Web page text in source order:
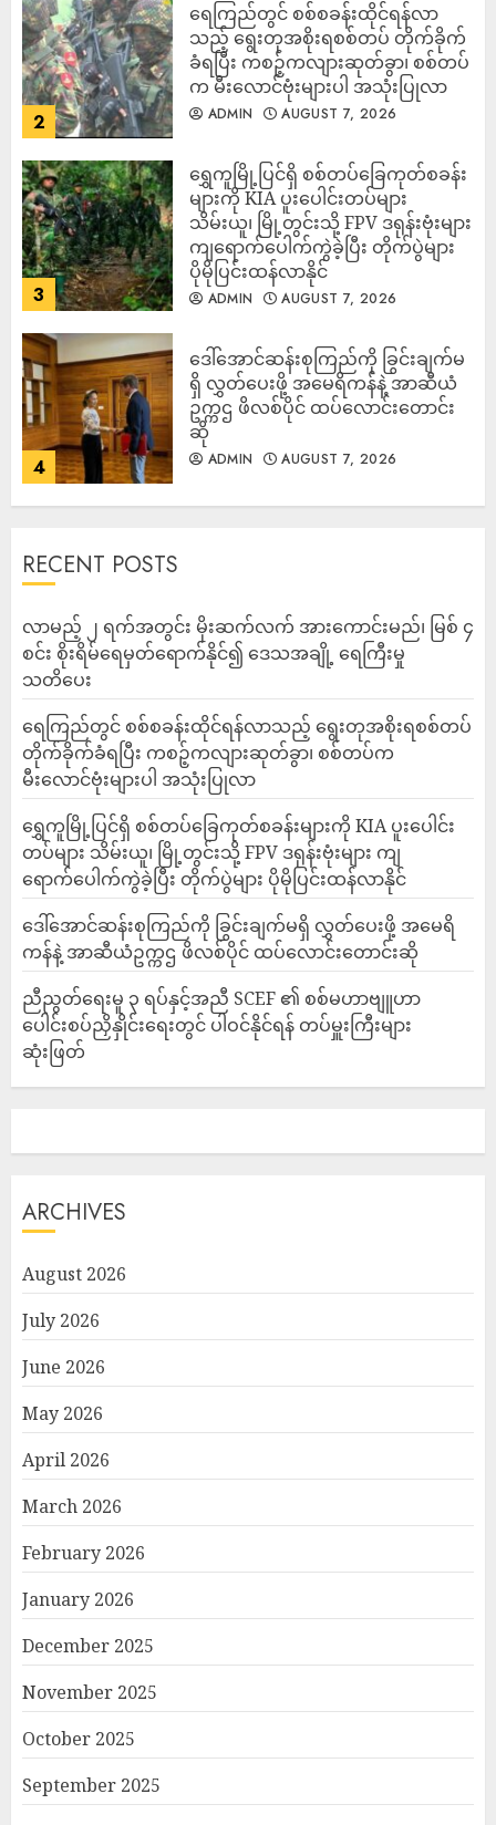
2
ရေကြည်တွင် စစ်စခန်းထိုင်ရန်လာ
သည့် ရွေးတုအစိုးရစစ်တပ် တိုက်ခိုက်
ခံရပြီး ကစဉ့်ကလျားဆုတ်ခွာ၊ စစ်တပ်
က မီးလောင်ဗုံးများပါ အသုံးပြုလာ
ADMIN AUGUST 7, 2026
3
‎ရွှေကူမြို့ပြင်ရှိ စစ်တပ်ခြေကုတ်စခန်း
များကို KIA ပူးပေါင်းတပ်များ
သိမ်းယူ၊ မြို့တွင်းသို့ FPV ဒရုန်းဗုံးများ
ကျရောက်ပေါက်ကွဲခဲ့ပြီး တိုက်ပွဲများ
ပိုမိုပြင်းထန်လာနိုင်
ADMIN AUGUST 7, 2026
4
ဒေါ်အောင်ဆန်းစုကြည်ကို ခြွင်းချက်မ
ရှိ လွှတ်ပေးဖို့ အမေရိကန်နဲ့ အာဆီယံ
ဥက္ကဌ ဖိလစ်ပိုင် ထပ်လောင်းတောင်း
ဆို
ADMIN AUGUST 7, 2026
RECENT POSTS
လာမည့် ၂ ရက်အတွင်း မိုးဆက်လက် အားကောင်းမည်၊ မြစ် ၄
စင်း စိုးရိမ်ရေမှတ်ရောက်နိုင်၍ ဒေသအချို့ ရေကြီးမှု
သတိပေး
ရေကြည်တွင် စစ်စခန်းထိုင်ရန်လာသည့် ရွေးတုအစိုးရစစ်တပ်
တိုက်ခိုက်ခံရပြီး ကစဉ့်ကလျားဆုတ်ခွာ၊ စစ်တပ်က
မီးလောင်ဗုံးများပါ အသုံးပြုလာ
‎ရွှေကူမြို့ပြင်ရှိ စစ်တပ်ခြေကုတ်စခန်းများကို KIA ပူးပေါင်း
တပ်များ သိမ်းယူ၊ မြို့တွင်းသို့ FPV ဒရုန်းဗုံးများ ကျ
ရောက်ပေါက်ကွဲခဲ့ပြီး တိုက်ပွဲများ ပိုမိုပြင်းထန်လာနိုင်
ဒေါ်အောင်ဆန်းစုကြည်ကို ခြွင်းချက်မရှိ လွှတ်ပေးဖို့ အမေရိ
ကန်နဲ့ အာဆီယံဥက္ကဌ ဖိလစ်ပိုင် ထပ်လောင်းတောင်းဆို
ညီညွတ်ရေးမူ ၃ ရပ်နှင့်အညီ SCEF ၏ စစ်မဟာဗျူဟာ
ပေါင်းစပ်ညှိနှိုင်းရေးတွင် ပါဝင်နိုင်ရန် တပ်မှူးကြီးများ
ဆုံးဖြတ်
ARCHIVES
August 2026
July 2026
June 2026
May 2026
April 2026
March 2026
February 2026
January 2026
December 2025
November 2025
October 2025
September 2025